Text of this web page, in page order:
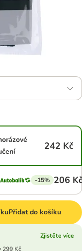
242 Kč
-15% 206
Přidat do košíku
Zjistěte více
299 Kč